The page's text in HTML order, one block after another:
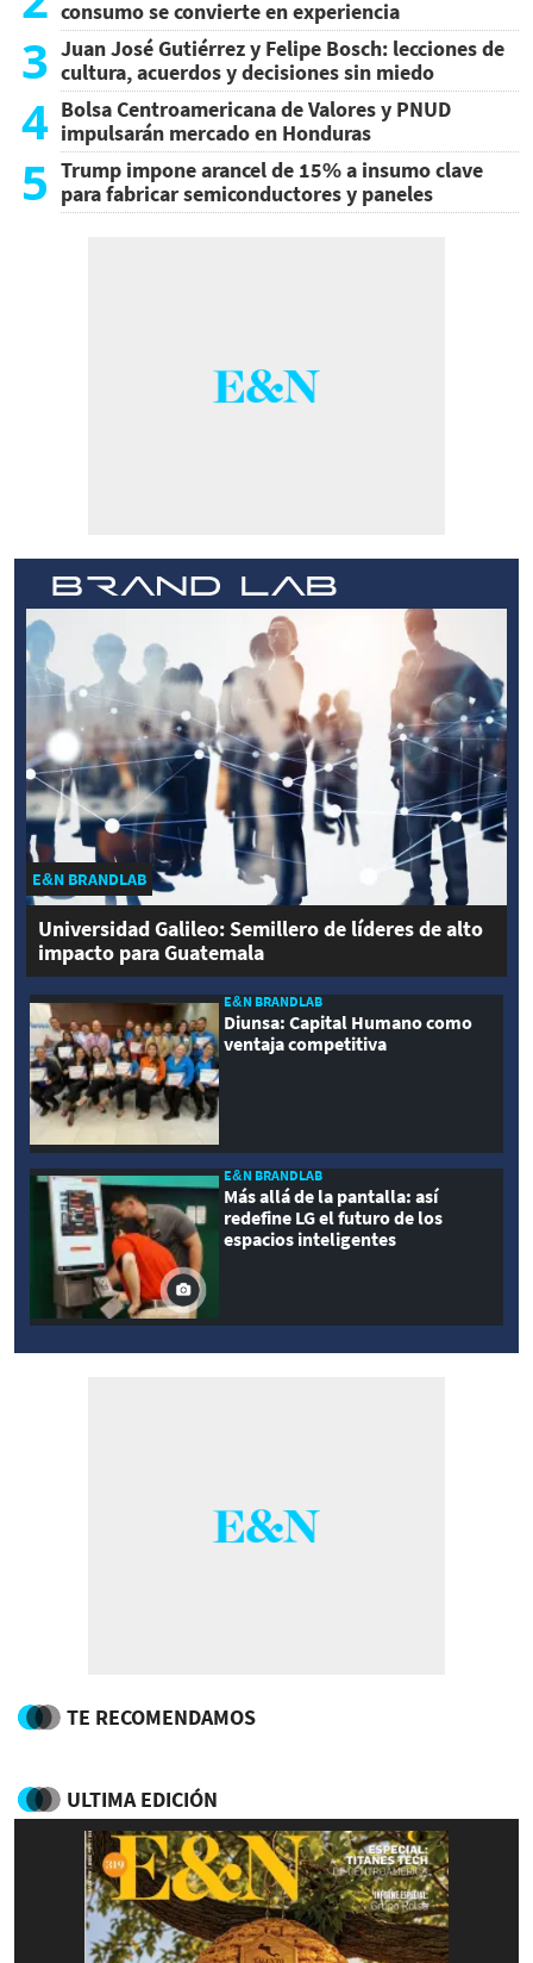
consumo se convierte en experiencia
3 Juan José Gutiérrez y Felipe Bosch: lecciones de
cultura, acuerdos y decisiones sin miedo
4 Bolsa Centroamericana de Valores y PNUD
impulsarán mercado en Honduras
5 Trump impone arancel de 15% a insumo clave
para fabricar semiconductores y paneles
E&N BRANDLAB
Universidad Galileo: Semillero de líderes de alto
impacto para Guatemala
E&N BRANDLAB
Diunsa: Capital Humano como
ventaja competitiva
E&N BRANDLAB
Más allá de la pantalla: así
redefine LG el futuro de los
espacios inteligentes
TE RECOMENDAMOS
ULTIMA EDICIÓN